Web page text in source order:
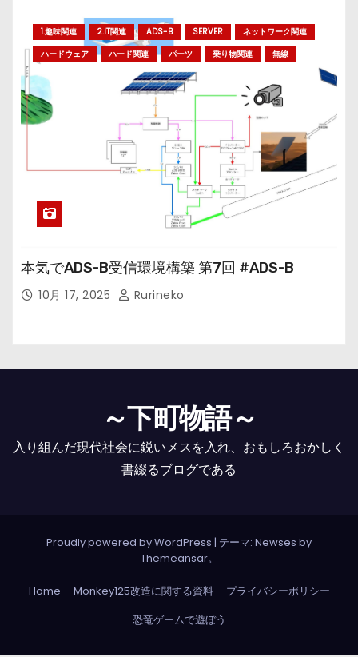
1.趣味関連 2.IT関連 ADS-B SERVER
ネットワーク関連
ハードウェア
ハード関連 パーツ 乗り物関連 無線
本気でADS-B受信環境構築 第7回 #ADS-B
10月 17, 2025 Rurineko
～下町物語～
入り組んだ現代社会に鋭いメスを入れ、おもしろおかしく
書綴るブログである
Proudly powered by WordPress | テーマ: Newses by
Themeansar。
Home Monkey125改造に関する資料
プライバシーポリシー
恐竜ゲームで遊ぼう